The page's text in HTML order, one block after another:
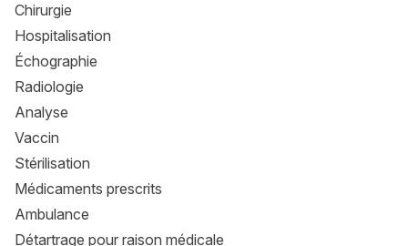
Chirurgie
Hospitalisation
Échographie
Radiologie
Analyse
Vaccin
Stérilisation
Médicaments prescrits
Ambulance
Détartrage pour raison médicale